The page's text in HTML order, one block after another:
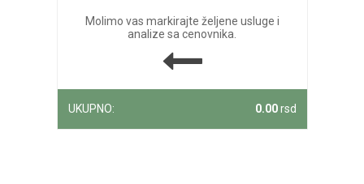
Molimo vas markirajte željene usluge i
analize sa cenovnika.
UKUPNO: 0.00rsd